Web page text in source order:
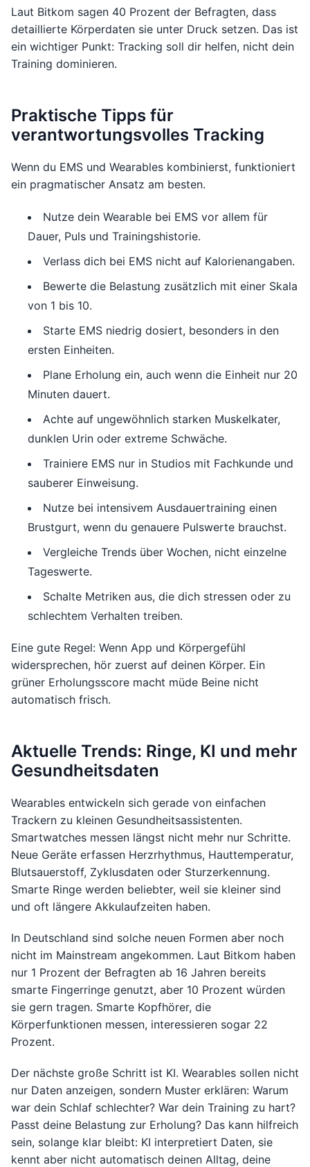
Laut Bitkom sagen 40 Prozent der Befragten, dass
detaillierte Körperdaten sie unter Druck setzen. Das ist
ein wichtiger Punkt: Tracking soll dir helfen, nicht dein
Training dominieren.
Praktische Tipps für
verantwortungsvolles Tracking
Wenn du EMS und Wearables kombinierst, funktioniert
ein pragmatischer Ansatz am besten.
Nutze dein Wearable bei EMS vor allem für
Dauer, Puls und Trainingshistorie.
Verlass dich bei EMS nicht auf Kalorienangaben.
Bewerte die Belastung zusätzlich mit einer Skala
von 1 bis 10.
Starte EMS niedrig dosiert, besonders in den
ersten Einheiten.
Plane Erholung ein, auch wenn die Einheit nur 20
Minuten dauert.
Achte auf ungewöhnlich starken Muskelkater,
dunklen Urin oder extreme Schwäche.
Trainiere EMS nur in Studios mit Fachkunde und
sauberer Einweisung.
Nutze bei intensivem Ausdauertraining einen
Brustgurt, wenn du genauere Pulswerte brauchst.
Vergleiche Trends über Wochen, nicht einzelne
Tageswerte.
Schalte Metriken aus, die dich stressen oder zu
schlechtem Verhalten treiben.
Eine gute Regel: Wenn App und Körpergefühl
widersprechen, hör zuerst auf deinen Körper. Ein
grüner Erholungsscore macht müde Beine nicht
automatisch frisch.
Aktuelle Trends: Ringe, KI und mehr
Gesundheitsdaten
Wearables entwickeln sich gerade von einfachen
Trackern zu kleinen Gesundheitsassistenten.
Smartwatches messen längst nicht mehr nur Schritte.
Neue Geräte erfassen Herzrhythmus, Hauttemperatur,
Blutsauerstoff, Zyklusdaten oder Sturzerkennung.
Smarte Ringe werden beliebter, weil sie kleiner sind
und oft längere Akkulaufzeiten haben.
In Deutschland sind solche neuen Formen aber noch
nicht im Mainstream angekommen. Laut Bitkom haben
nur 1 Prozent der Befragten ab 16 Jahren bereits
smarte Fingerringe genutzt, aber 10 Prozent würden
sie gern tragen. Smarte Kopfhörer, die
Körperfunktionen messen, interessieren sogar 22
Prozent.
Der nächste große Schritt ist KI. Wearables sollen nicht
nur Daten anzeigen, sondern Muster erklären: Warum
war dein Schlaf schlechter? War dein Training zu hart?
Passt deine Belastung zur Erholung? Das kann hilfreich
sein, solange klar bleibt: KI interpretiert Daten, sie
kennt aber nicht automatisch deinen Alltag, deine